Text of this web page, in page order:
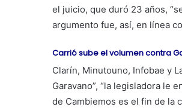
el juicio, que duró 23 años,
argumento fue, así, en línea
Carrió sube el volumen contra
Clarín, Minutouno, Infobae y
Garavano”, “la legisladora le
de Cambiemos es el fin de la